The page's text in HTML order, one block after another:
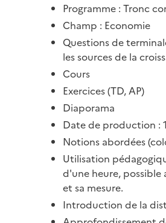
Programme : Tronc
Champ : Economie
Questions de
les sources de la
Cours
Exercices (TD, AP)
Diaporama
Date de production :
Notions abordées
Utilisation
d'une heure, possible
et sa mesure.
Introduction de la